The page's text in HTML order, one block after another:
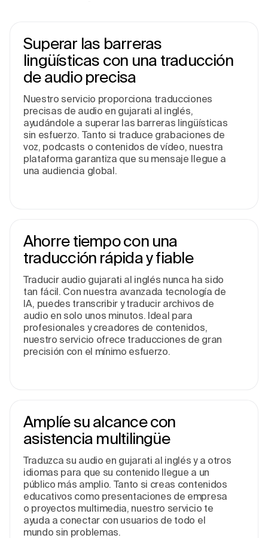
Superar las barreras
lingüísticas con una traducción
de audio precisa
Nuestro servicio proporciona traducciones
precisas de audio en gujarati al inglés,
ayudándole a superar las barreras lingüísticas
sin esfuerzo. Tanto si traduce grabaciones de
voz, podcasts o contenidos de vídeo, nuestra
plataforma garantiza que su mensaje llegue a
una audiencia global.
Ahorre tiempo con una
traducción rápida y fiable
Traducir audio gujarati al inglés nunca ha sido
tan fácil. Con nuestra avanzada tecnología de
IA, puedes transcribir y traducir archivos de
audio en solo unos minutos. Ideal para
profesionales y creadores de contenidos,
nuestro servicio ofrece traducciones de gran
precisión con el mínimo esfuerzo.
Amplíe su alcance con
asistencia multilingüe
Traduzca su audio en gujarati al inglés y a otros
idiomas para que su contenido llegue a un
público más amplio. Tanto si creas contenidos
educativos como presentaciones de empresa
o proyectos multimedia, nuestro servicio te
ayuda a conectar con usuarios de todo el
mundo sin problemas.